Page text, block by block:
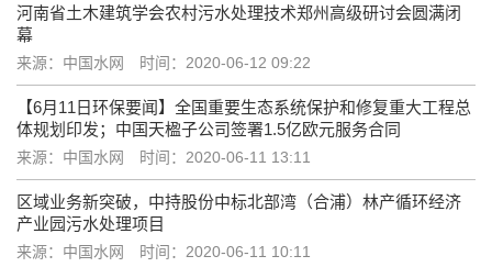
河南省土木建筑学会农村污水处理技术郑州高级研讨会圆满闭
幕
来源：中国水网 时间：2020-06-12 09:22
【6月11日环保要闻】全国重要生态系统保护和修复重大工程总
体规划印发；中国天楹子公司签署1.5亿欧元服务合同
来源：中国水网 时间：2020-06-11 13:11
区域业务新突破，中持股份中标北部湾（合浦）林产循环经济
产业园污水处理项目
来源：中国水网 时间：2020-06-11 10:11